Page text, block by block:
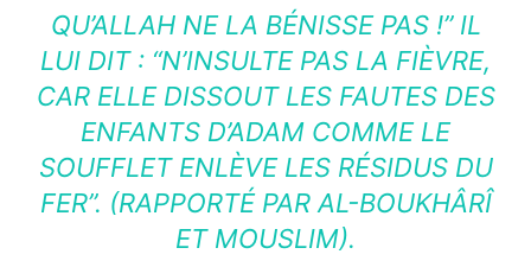
QU’ALLAH NE LA BÉNISSE PAS !” IL
LUI DIT : “N’INSULTE PAS LA FIÈVRE,
CAR ELLE DISSOUT LES FAUTES DES
ENFANTS D’ADAM COMME LE
SOUFFLET ENLÈVE LES RÉSIDUS DU
FER”. (RAPPORTÉ PAR AL-BOUKHÂRÎ
ET MOUSLIM).